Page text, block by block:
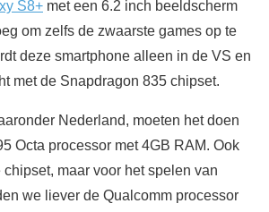
S8+ met een 6.2 inch beeldscherm
om zelfs de zwaarste games op te
deze smartphone alleen in de VS en
met de Snapdragon 835 chipset.
Nederland, moeten het doen
Octa processor met 4GB RAM. Ook
maar voor het spelen van
we liever de Qualcomm processor